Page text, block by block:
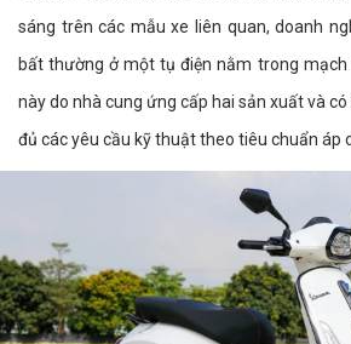
sáng trên các mẫu xe liên quan, doanh
bất thường ở một tụ điện nằm trong mạch
này do nhà cung ứng cấp hai sản xuất và
đủ các yêu cầu kỹ thuật theo tiêu chuẩn áp